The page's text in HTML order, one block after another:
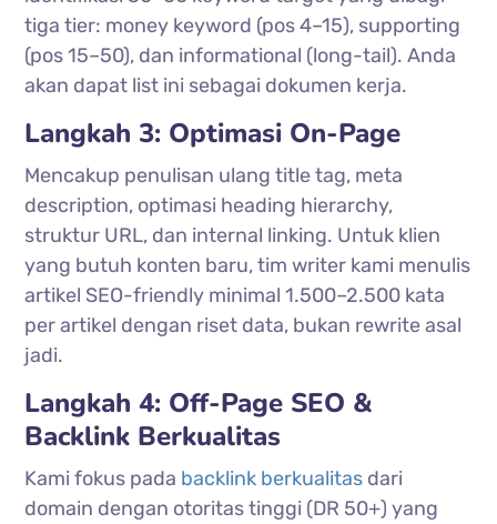
tiga tier: money keyword (pos 4–15), supporting
(pos 15–50), dan informational (long-tail). Anda
akan dapat list ini sebagai dokumen kerja.
Langkah 3: Optimasi On-Page
Mencakup penulisan ulang title tag, meta
description, optimasi heading hierarchy,
struktur URL, dan internal linking. Untuk klien
yang butuh konten baru, tim writer kami menulis
artikel SEO-friendly minimal 1.500–2.500 kata
per artikel dengan riset data, bukan rewrite asal
jadi.
Langkah 4: Off-Page SEO &
Backlink Berkualitas
Kami fokus pada backlink berkualitas dari
domain dengan otoritas tinggi (DR 50+) yang